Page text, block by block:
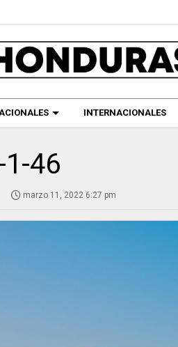
INTERNACIONALES
46
marzo 11, 2022 6:27 pm